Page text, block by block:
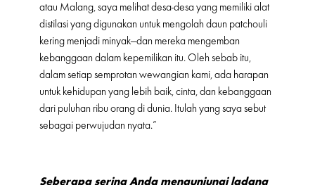
atau Malang, saya melihat desa-desa yang memiliki alat
distilasi yang digunakan untuk mengolah daun patchouli
kering menjadi minyak—dan mereka mengemban
kebanggaan dalam kepemilikan itu. Oleh sebab itu,
dalam setiap semprotan wewangian kami, ada harapan
untuk kehidupan yang lebih baik, cinta, dan kebanggaan
dari puluhan ribu orang di dunia. Itulah yang saya sebut
sebagai perwujudan nyata.”
Seberapa sering Anda mengunjungi ladang